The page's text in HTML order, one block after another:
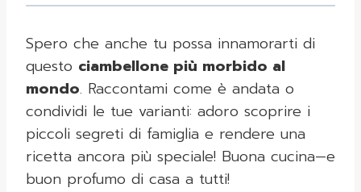
Spero che anche tu possa innamorarti di
questo ciambellone più morbido al
mondo. Raccontami come è andata o
condividi le tue varianti: adoro scoprire i
piccoli segreti di famiglia e rendere una
ricetta ancora più speciale! Buona cucina—e
buon profumo di casa a tutti!